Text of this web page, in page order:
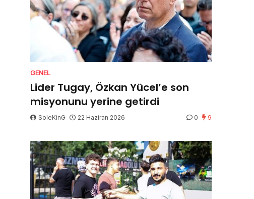
GENEL
Lider Tugay, Özkan Yücel’e son
misyonunu yerine getirdi
SoleKinG 22 Haziran 2026 0 9